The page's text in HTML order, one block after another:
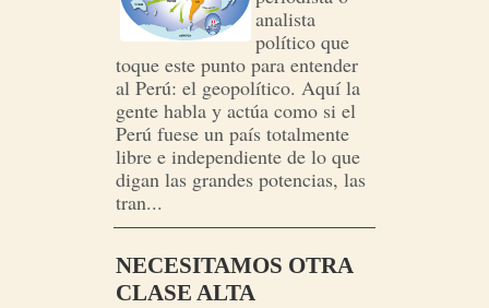
analista
político que
toque este punto para entender
al Perú: el geopolítico. Aquí la
gente habla y actúa como si el
Perú fuese un país totalmente
libre e independiente de lo que
digan las grandes potencias, las
tran...
NECESITAMOS OTRA
CLASE ALTA